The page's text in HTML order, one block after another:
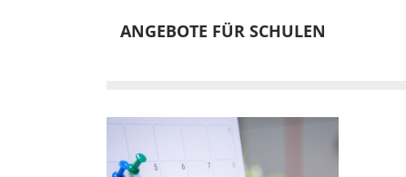
ANGEBOTE FÜR SCHULEN